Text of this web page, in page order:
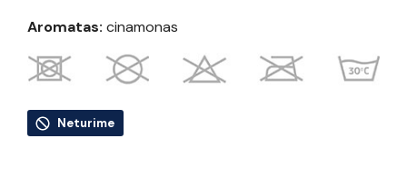
Aromatas: cinamonas
Neturime